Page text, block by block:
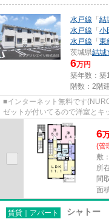
水戸線 「 結
水戸線 「 小
水戸線 「 東
茨城県結城
6万円
築年数：築
階数：2階
■インターネット無料です
ゼットが付いてるので洋室とキ
モニタ付インターホン・パント...
6
(管
敷
所
間
面
賃貸｜アパート シャトー